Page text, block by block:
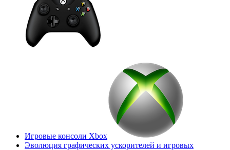
Игровые консоли Xbox
Эволюция графических ускорителей и игровых